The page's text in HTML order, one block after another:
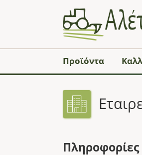
Προϊόντα
Πληροφορίες